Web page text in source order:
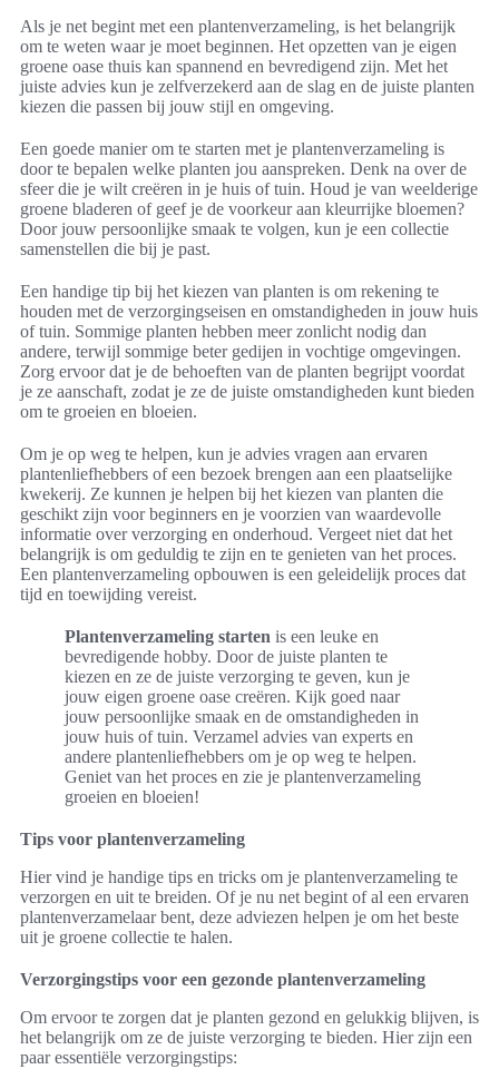
Als je net begint met een plantenverzameling, is het belangrijk
om te weten waar je moet beginnen. Het opzetten van je eigen
groene oase thuis kan spannend en bevredigend zijn. Met het
juiste advies kun je zelfverzekerd aan de slag en de juiste planten
kiezen die passen bij jouw stijl en omgeving.
Een goede manier om te starten met je plantenverzameling is
door te bepalen welke planten jou aanspreken. Denk na over de
sfeer die je wilt creëren in je huis of tuin. Houd je van weelderige
groene bladeren of geef je de voorkeur aan kleurrijke bloemen?
Door jouw persoonlijke smaak te volgen, kun je een collectie
samenstellen die bij je past.
Een handige tip bij het kiezen van planten is om rekening te
houden met de verzorgingseisen en omstandigheden in jouw huis
of tuin. Sommige planten hebben meer zonlicht nodig dan
andere, terwijl sommige beter gedijen in vochtige omgevingen.
Zorg ervoor dat je de behoeften van de planten begrijpt voordat
je ze aanschaft, zodat je ze de juiste omstandigheden kunt bieden
om te groeien en bloeien.
Om je op weg te helpen, kun je advies vragen aan ervaren
plantenliefhebbers of een bezoek brengen aan een plaatselijke
kwekerij. Ze kunnen je helpen bij het kiezen van planten die
geschikt zijn voor beginners en je voorzien van waardevolle
informatie over verzorging en onderhoud. Vergeet niet dat het
belangrijk is om geduldig te zijn en te genieten van het proces.
Een plantenverzameling opbouwen is een geleidelijk proces dat
tijd en toewijding vereist.
Plantenverzameling starten is een leuke en
bevredigende hobby. Door de juiste planten te
kiezen en ze de juiste verzorging te geven, kun je
jouw eigen groene oase creëren. Kijk goed naar
jouw persoonlijke smaak en de omstandigheden in
jouw huis of tuin. Verzamel advies van experts en
andere plantenliefhebbers om je op weg te helpen.
Geniet van het proces en zie je plantenverzameling
groeien en bloeien!
Tips voor plantenverzameling
Hier vind je handige tips en tricks om je plantenverzameling te
verzorgen en uit te breiden. Of je nu net begint of al een ervaren
plantenverzamelaar bent, deze adviezen helpen je om het beste
uit je groene collectie te halen.
Verzorgingstips voor een gezonde plantenverzameling
Om ervoor te zorgen dat je planten gezond en gelukkig blijven, is
het belangrijk om ze de juiste verzorging te bieden. Hier zijn een
paar essentiële verzorgingstips: